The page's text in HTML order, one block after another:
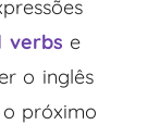
verbs e
o inglês
próximo